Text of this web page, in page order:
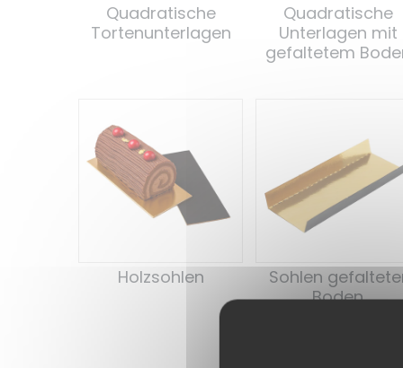
Quadratische
Tortenunterlagen
Quadratische
Unterlagen mit
gefaltetem
Holzsohlen
Sohlen
Boden